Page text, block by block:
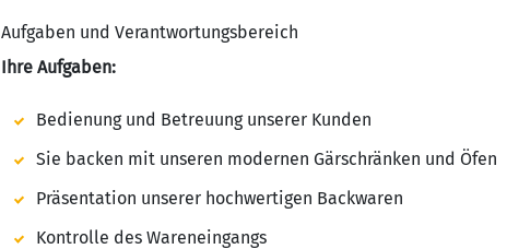
Aufgaben und Verantwortungsbereich
Ihre Aufgaben:
Bedienung und Betreuung unserer Kunden
Sie backen mit unseren modernen Gärschränken und Öfen
Präsentation unserer hochwertigen Backwaren
Kontrolle des Wareneingangs